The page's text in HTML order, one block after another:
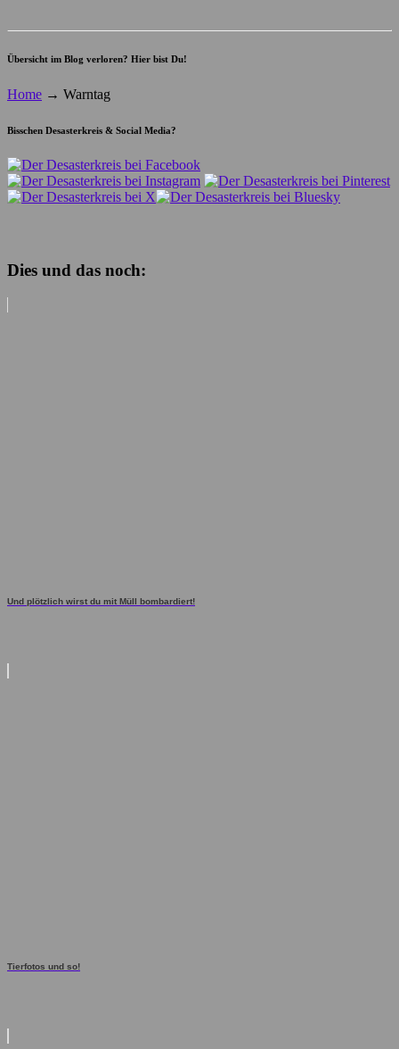
Übersicht im Blog verloren? Hier bist Du!
Home → Warntag
Bisschen Desasterkreis & Social Media?
Dies und das noch:
Und plötzlich wirst du mit Müll bombardiert!
Tierfotos und so!